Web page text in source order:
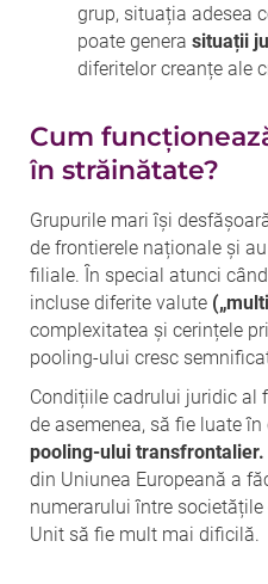
grup, situația adesea
poate genera situații
diferitelor creanțe ale
Cum
în străinătate?
Grupurile mari își
de frontierele naționale și
filiale. În special atunci
incluse diferite valute
complexitatea și cerințele
pooling-ului cresc
Condițiile cadrului juridic al
de asemenea, să fie luate
pooling-ului transfrontalier.
din Uniunea Europeană a
numerarului între
Unit să fie mult mai dificilă.